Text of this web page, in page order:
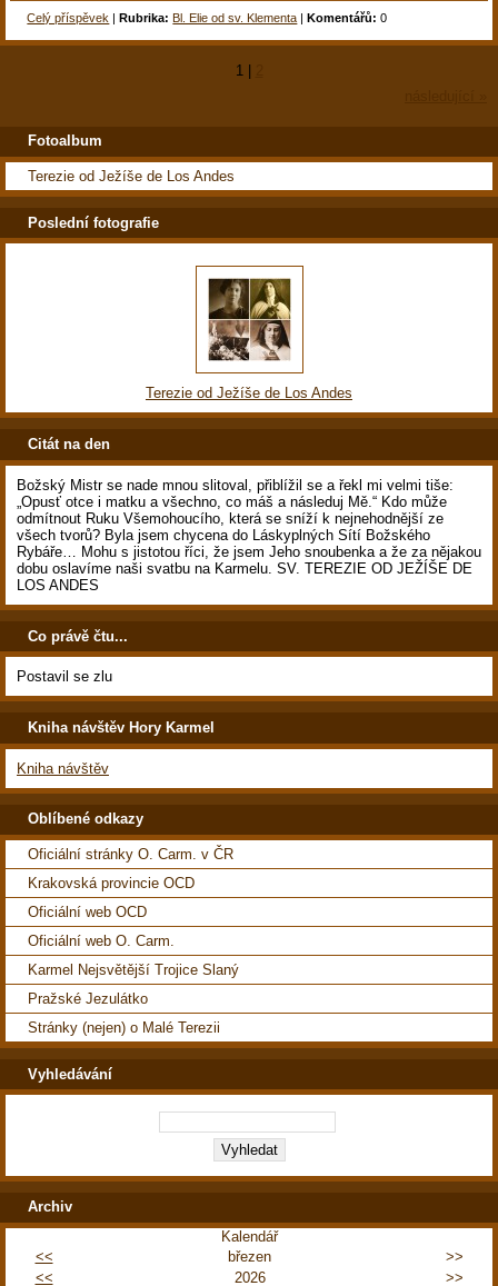
Celý příspěvek |Rubrika: Bl. Elie od sv. Klementa |Komentářů: 0
1
Fotoalbum
Terezie od Ježíše de Los Andes
Poslední fotografie
Terezie od Ježíše de Los Andes
Citát na den
Božský Mistr se nade mnou slitoval, přiblížil se a řekl mi velmi tiše:
„Opusť otce i matku a všechno, co máš a následuj Mě.“ Kdo může
odmítnout Ruku Všemohoucího, která se sníží k nejnehodnější ze
všech tvorů? Byla jsem chycena do Láskyplných Sítí Božského
Rybáře… Mohu s jistotou říci, že jsem Jeho snoubenka a že za nějakou
dobu oslavíme naši svatbu na Karmelu. SV. TEREZIE OD JEŽÍŠE DE
LOS ANDES
Co právě čtu...
Postavil se zlu
Kniha návštěv Hory Karmel
Kniha návštěv
Oblíbené odkazy
Oficiální stránky O. Carm. v ČR
Krakovská provincie OCD
Oficiální web OCD
Oficiální web O. Carm.
Karmel Nejsvětější Trojice Slaný
Pražské Jezulátko
Stránky (nejen) o Malé Terezii
Vyhledávání
Archiv
Kalendář
<<
březen
>>
<<
2026 >>